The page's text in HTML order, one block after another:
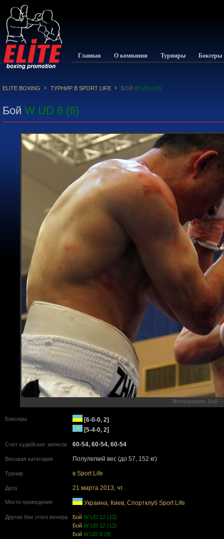
Главная О компании Турниры Боксеры
ELITE BOXING ТУРНИР В SPORT LIFE БОЙ W UD 6 (6)
Бой W UD 6 (6)
Фотогалерея: Бой -
Боксеры
[6-0-0, 2]
[5-4-0, 2]
Счет судейских записок 60-54, 60-54, 60-54
Весовая категория Полулегкий вес (до 57, 152 кг)
Турнир в Sport Life
Дата 21 марта 2013, чт
Место проведения Украина, Киев, Cпортклуб Sport Life
Другие бои этого вечера Бой W UD 12 (12)
Бой W UD 12 (12)
Бой W UD 8 (8)